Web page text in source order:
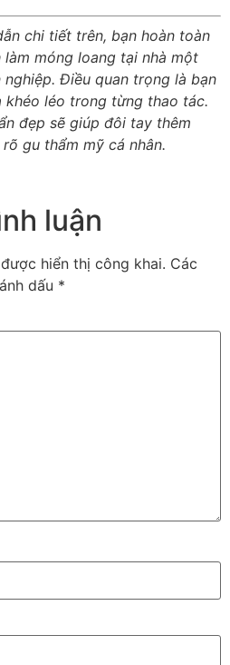
chi tiết trên, bạn hoàn toàn
móng loang tại nhà một
Điều quan trọng là bạn
khéo léo trong từng thao tác.
đẹp sẽ giúp đôi tay thêm
gu thẩm mỹ cá nhân.
luận
hiển thị công khai. Các
dấu *